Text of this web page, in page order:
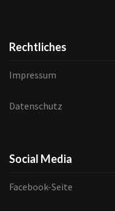
Rechtliches
Impressum
Datenschutz
Social Media
Facebook-Seite